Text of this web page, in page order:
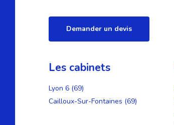
Demander un devis
Les cabinets
Lyon 6 (69)
Cailloux-Sur-Fontaines (69)